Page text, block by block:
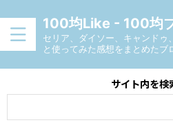
100均Like - 100均
セリア、ダイソー、キャンド
と使ってみた感想をまとめたブ
サイト内を検